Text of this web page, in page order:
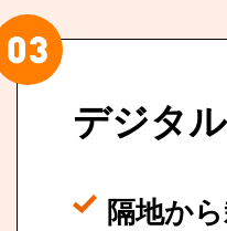
デジタ
隔地か